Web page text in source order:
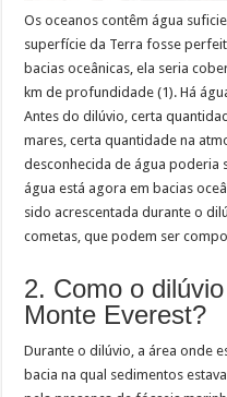
Os oceanos contêm água
superfície da Terra fosse
bacias oceânicas, ela seria
km de profundidade (1). Há
Antes do dilúvio, certa
mares, certa quantidade na
desconhecida de água poderia
água está agora em bacias
sido acrescentada durante o
cometas, que podem ser
2. Como o
Monte Everest?
Durante o dilúvio, a área onde
bacia na qual sedimentos